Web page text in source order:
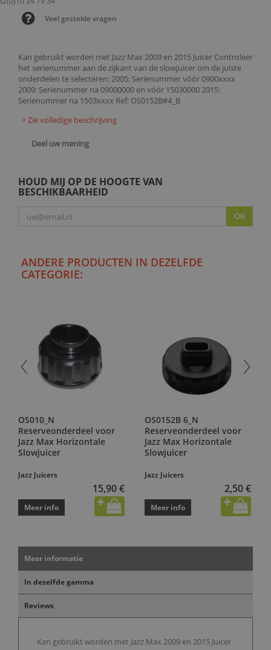
Kan gebruikt worden met Jazz Max 2009 en 2015 Juicer Controleer
het serienummer aan de zijkant van de slowjuicer om de juiste
onderdelen te selecteren: 2005: Serienummer vóór 0900xxxx
2009: Serienummer na 09000000 en vóór 15030000 2015:
Serienummer na 1503xxxx Ref: OS0152B#4_B
> Zie volledige beschrijving
Deel uw mening
HOUD MIJ OP DE HOOGTE VAN
BESCHIKBAARHEID
OK
Veel gestelde vragen
ANDERE PRODUCTEN IN DEZELFDE
CATEGORIE:
OS010_N
Reserveonderdeel voor
Jazz Max Horizontale
Slowjuicer
Jazz Juicers
15,90 €
Meer info
OS0152B 6_N
Reserveonderdeel voor
Jazz Max Horizontale
Slowjuicer
Jazz Juicers
2,50 €
Meer info
Meer informatie
In dezelfde gamma
Reviews
Kan gebruikt worden met Jazz Max 2009 en 2015 Juicer